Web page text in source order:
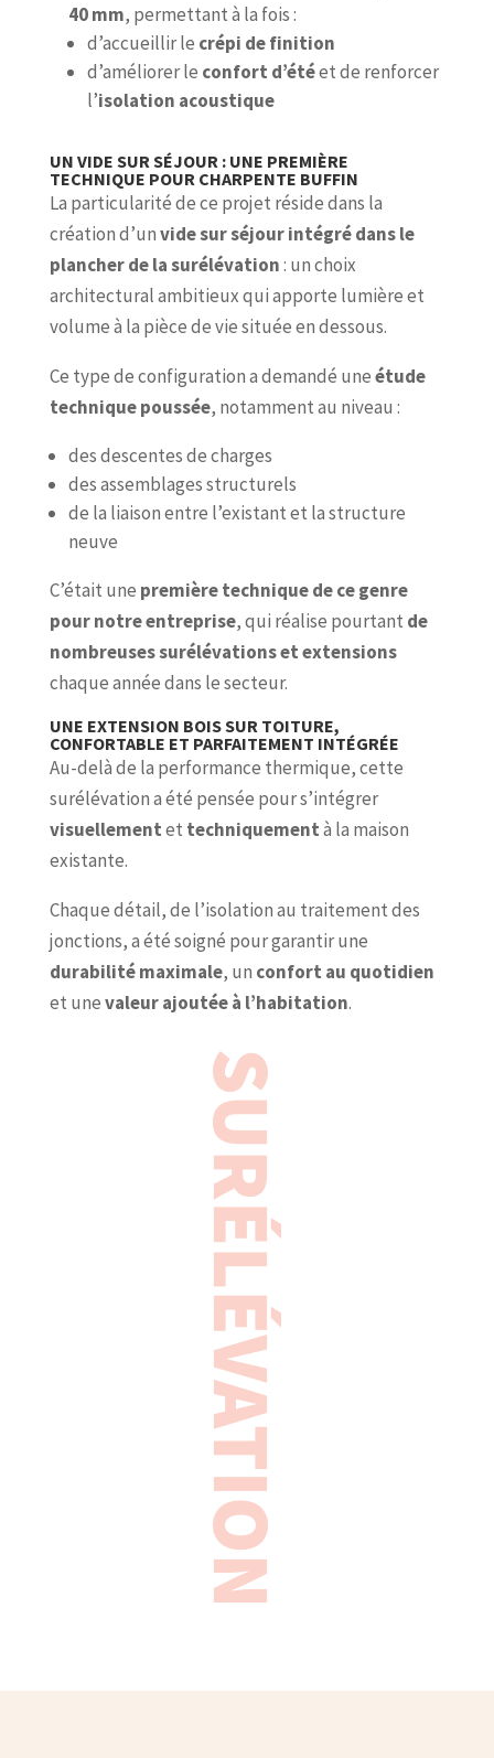
40 mm, permettant à la fois :
d’accueillir le crépi de finition
d’améliorer le confort d’étéet de renforcer
l’isolation acoustique
UN VIDE SUR SÉJOUR : UNE PREMIÈRE
TECHNIQUE POUR CHARPENTE BUFFIN
La particularité de ce projet réside dans la
création d’unvide sur séjour intégré dans le
plancher de la surélévation: un choix
architectural ambitieux qui apporte lumière et
volume à la pièce de vie située en dessous.
Ce type de configuration a demandé uneétude
technique poussée, notamment au niveau :
des descentes de charges
des assemblages structurels
de la liaison entre l’existant et la structure
neuve
C’était une première technique de ce genre
pour notre entreprise, qui réalise pourtant de
nombreuses surélévations et extensions
chaque année dans le secteur.
UNE EXTENSION BOIS SUR TOITURE,
CONFORTABLE ET PARFAITEMENT INTÉGRÉE
Au-delà de la performance thermique, cette
surélévation a été pensée pour s’intégrer
visuellementet techniquementà la maison
existante.
Chaque détail, de l’isolation au traitement des
jonctions, a été soigné pour garantir une
durabilité maximale, un confort au quotidien
et unevaleur ajoutée à l’habitation.